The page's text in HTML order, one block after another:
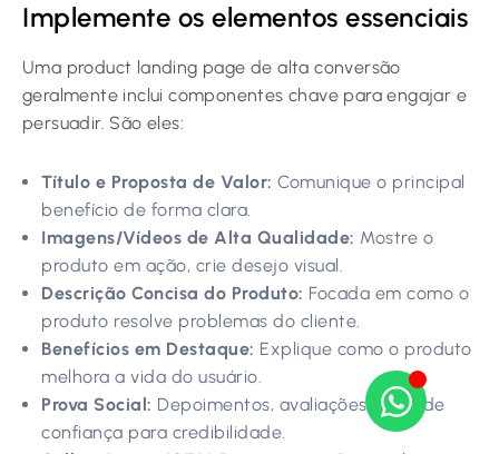
Implemente os elementos essenciais
Uma product landing page de alta conversão
geralmente inclui componentes chave para engajar e
persuadir. São eles:
Título e Proposta de Valor: Comunique o principal
benefício de forma clara.
Imagens/Vídeos de Alta Qualidade: Mostre o
produto em ação, crie desejo visual.
Descrição Concisa do Produto: Focada em como o
produto resolve problemas do cliente.
Benefícios em Destaque: Explique como o produto
melhora a vida do usuário.
Prova Social: Depoimentos, avaliações, selos de
confiança para credibilidade.